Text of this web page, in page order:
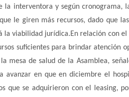
la interventora y según cronograma,
le giren más recursos, dado que
la viabilidad jurídica.En relación con el
suficientes para brindar atención
mesa de salud de la Asamblea,
avanzar en que en diciembre el
que se adquirieron con el leasing,